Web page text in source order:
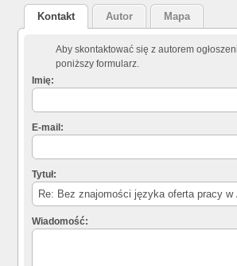
Kontakt Autor Mapa
Aby skontaktować się z autorem
poniższy formularz.
Imię:
E-mail:
Tytuł:
Wiadomość: